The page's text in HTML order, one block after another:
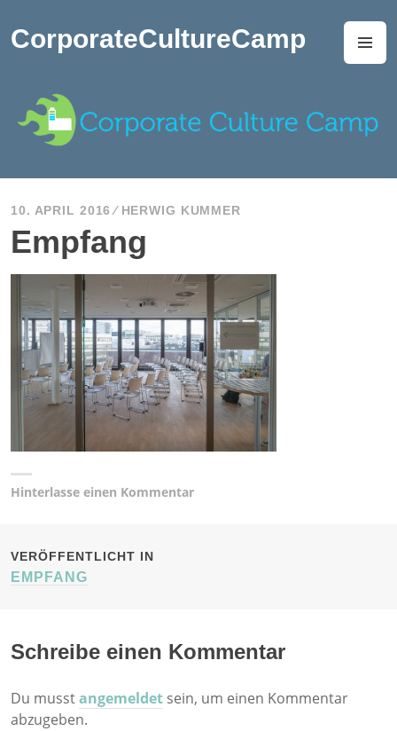
Inhalt
springen
CorporateCultureCamp
10. APRIL 2016 HERWIG KUMMER
Empfang
Hinterlasse einen Kommentar
BEITRAGSNAVIGATION
VERÖFFENTLICHT IN
EMPFANG
Schreibe einen Kommentar
Du musstangemeldet sein, um einen Kommentar
abzugeben.